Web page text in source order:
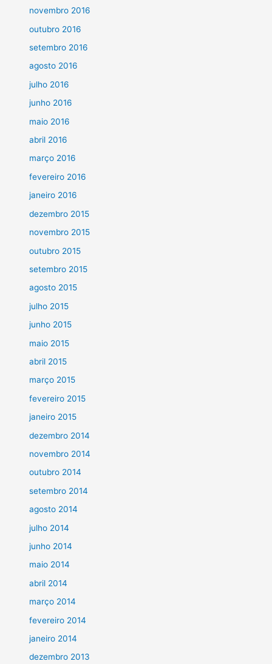
novembro 2016
outubro 2016
setembro 2016
agosto 2016
julho 2016
junho 2016
maio 2016
abril 2016
março 2016
fevereiro 2016
janeiro 2016
dezembro 2015
novembro 2015
outubro 2015
setembro 2015
agosto 2015
julho 2015
junho 2015
maio 2015
abril 2015
março 2015
fevereiro 2015
janeiro 2015
dezembro 2014
novembro 2014
outubro 2014
setembro 2014
agosto 2014
julho 2014
junho 2014
maio 2014
abril 2014
março 2014
fevereiro 2014
janeiro 2014
dezembro 2013